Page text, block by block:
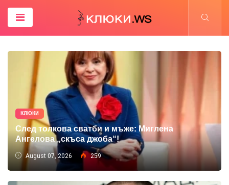
КЛЮКИ
След толкова сватби и мъже: Миглена
Ангелова „скъса джоба“!
August 07, 2026 259